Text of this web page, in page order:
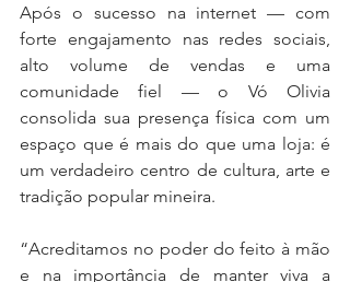
Após o sucesso na internet — com
forte engajamento nas redes sociais,
alto volume de vendas e uma
comunidade fiel — o Vó Olivia
consolida sua presença física com um
espaço que é mais do que uma loja: é
um verdadeiro centro de cultura, arte e
tradição popular mineira.
“Acreditamos no poder do feito à mão
e na importância de manter viva a